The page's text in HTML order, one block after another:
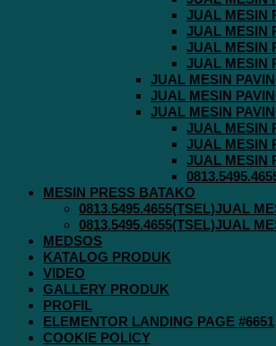
JUAL MESIN
JUAL MESIN
JUAL MESIN
JUAL MESIN
JUAL MESIN
JUAL MESIN
JUAL MESIN
JUAL MESIN
JUAL MESIN
JUAL MESIN
MESIN PRESS BATAKO
0813.5495.4655(TSEL)JUAL
0813.5495.4655(TSEL)JUAL
MEDSOS
KATALOG PRODUK
VIDEO
GALLERY PRODUK
PROFIL
ELEMENTOR LANDING PAGE #6651
COOKIE POLICY